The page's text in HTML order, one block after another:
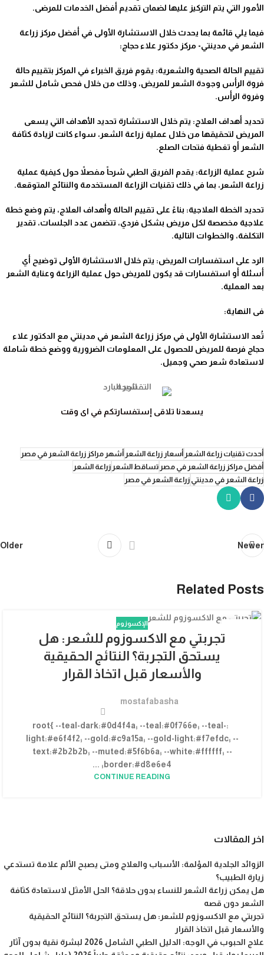
الأمور التي يتم التركيز عليها لضمان تقديم أفضل الخدمات للمرضى.
فيما يلي قائمة بما يحدث خلال الاستشارة الأولى في أفضل مركز زراعة
الشعر في مدينتي- مركز دكتور علاء حجاج:
تقييم الحالة الصحية والشعرية: يقوم فريق الخبراء في المركز بتقييم حالة
فروة الرأس وجودة الشعر للمريض، وذلك من خلال فحص شامل للشعر
وفروة الرأس.
تحديد أهداف العلاج: يتم خلال الاستشارة تحديد الأهداف التي يسعى
المريض لتحقيقها من خلال عملية زراعة الشعر، سواء كانت لزيادة كثافة
الشعر أو تغطية فتحات الصلع.
شرح عملية الزراعة: يقدم الفريق الطبي شرحاً مفصلاً حول كيفية عملية
زراعة الشعر، بما في ذلك تقنيات الزراعة المستخدمة والنتائج المتوقعة.
تحديد الخطة العلاجية: بناءً على تقييم الحالة وأهداف العلاج، يتم وضع خطة
علاجية مخصصة لكل مريض بشكل فردي، تتضمن عدد الجلسات، تقدير
التكلفة، والخطوات التالية.
الرد على استفسارات المريض: يتم خلال الاستشارة الأولى توضيح أي
أسئلة أو استفسارات قد يكون للمريض حول عملية الزراعة وعناية الشعر
بعد العملية.
فى النهاية:
تُعد الاستشارة الأولى في مركز زراعة الشعر في مدينتي مع الدكتور علاء
حجاج فرصة للمريض للحصول على المعلومات الضرورية ووضع خطة شاملة
لاستعادة شعر صحي وجميل.
يسعدنا تلاقى إستفسارتكم في اى وقت
أحدث تقنيات زراعة الشعر أسعار زراعة الشعر أشهر مراكز زراعة الشعر في مصر
أفضل مراكز زراعة الشعر في مصر تساقط الشعر زراعة الشعر
زراعة الشعر في مدينتي زراعة الشعر في مصر
Newer
Older
Related Posts
الإكسوزوم
تجربتي مع الاكسوزوم للشعر: هل
يستحق التجربة؟ النتائج الحقيقية
والأسعار قبل اتخاذ القرار
mostafabasha
:root{ --teal-dark:#0d4f4a; --teal:#0f766e; --teal-
light:#e6f4f2; --gold:#c9a15a; --gold-light:#f7efdc; --
text:#2b2b2b; --muted:#5f6b6a; --white:#ffffff; --
border:#d8e6e4; ...
CONTINUE READING
اخر المقالات
الزوائد الجلدية المؤلمة: الأسباب والعلاج ومتى يصبح الألم علامة تستدعي
زيارة الطبيب؟
هل يمكن زراعة الشعر للنساء بدون حلاقة؟ الحل الأمثل لاستعادة كثافة
الشعر دون قصه
تجربتي مع الاكسوزوم للشعر: هل يستحق التجربة؟ النتائج الحقيقية
والأسعار قبل اتخاذ القرار
علاج الحبوب في الوجه: الدليل الطبي الشامل 2026 لبشرة نقية بدون آثار